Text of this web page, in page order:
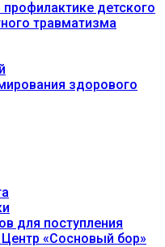
детского
травматизма
здорового
для поступления
«Сосновый бор»